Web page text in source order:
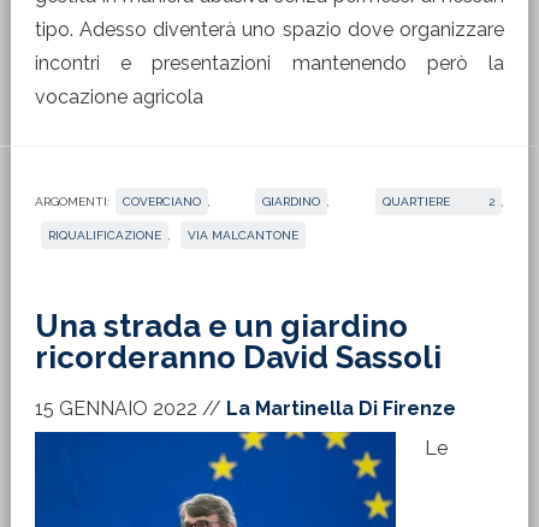
tipo. Adesso diventerà uno spazio dove organizzare
incontri e presentazioni mantenendo però la
vocazione agricola
ARGOMENTI: COVERCIANO GIARDINO QUARTIERE 2
RIQUALIFICAZIONE VIA MALCANTONE
Una strada e un giardino
ricorderanno David Sassoli
15 GENNAIO 2022 // La Martinella Di Firenze
Le